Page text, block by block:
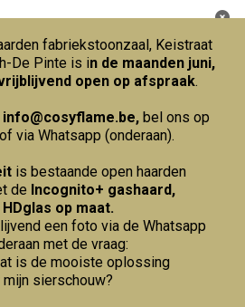
fabriekstoonzaal, Keistraat
De Pinte is in de maanden juni,
open op afspraak.
info@cosyflame.be, bel ons op
of via Whatsapp (onderaan).
is bestaande open haarden
de Incognito+ gashaard,
op maat.
een foto via de Whatsapp
met de vraag:
is de mooiste oplossing
mijn sierschouw?